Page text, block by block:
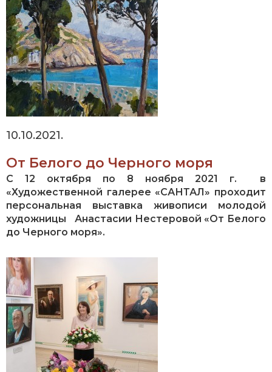
10.10.2021.
От Белого до Черного моря
С 12 октября по 8 ноября 2021 г. в
«Художественной галерее «САНТАЛ» проходит
персональная выставка живописи молодой
художницы Анастасии Нестеровой «От Белого
до Черного моря».